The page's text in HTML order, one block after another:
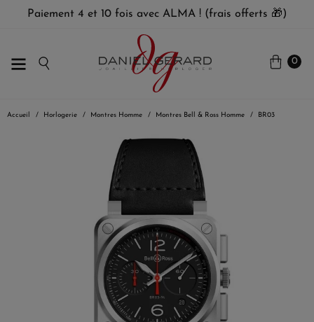
Paiement 4 et 10 fois avec ALMA ! (frais offerts 🎁)
0
Accueil Horlogerie Montres Homme Montres Bell & Ross Homme BR03